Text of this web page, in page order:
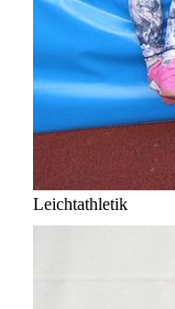
Leichtathletik